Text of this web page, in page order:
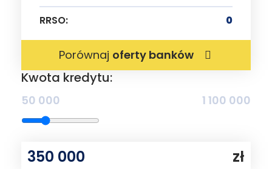
RRSO:
0
Porównaj oferty banków
Kwota kredytu:
50 000 1 100 000
zł